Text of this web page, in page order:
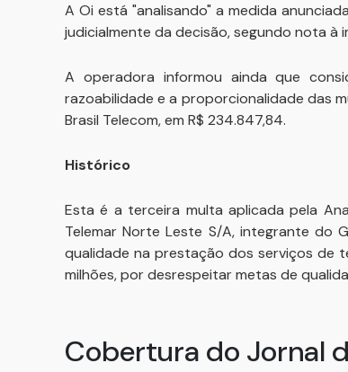
A Oi está "analisando" a medida
judicialmente da decisão, segundo nota à
A operadora informou ainda que
razoabilidade e a proporcionalidade das
Brasil Telecom, em R$ 234.847,84.
Histórico
Esta é a terceira multa aplicada pela
Telemar Norte Leste S/A, integrante do
qualidade na prestação dos serviços de
milhões, por desrespeitar metas de
Cobertura do Jornal